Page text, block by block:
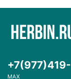
MAX